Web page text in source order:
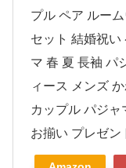
プル ペア ルー
セット 結婚祝い
マ 春 夏 長袖 パ
ィース メンズ
カップル パジャ
お揃い プレゼン